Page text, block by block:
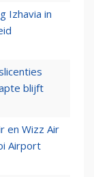
Izhavia in
blijft
en Wizz Air
Airport